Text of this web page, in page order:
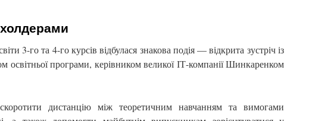
3-го та 4-го курсів відбулася знакова подія — відкрита зустріч із
освітньої програми, керівником великої ІТ-компанії Шинкаренком
дистанцію між теоретичним навчанням та вимогами